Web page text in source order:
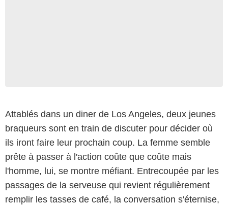
Attablés dans un diner de Los Angeles, deux jeunes
braqueurs sont en train de discuter pour décider où
ils iront faire leur prochain coup. La femme semble
prête à passer à l'action coûte que coûte mais
l'homme, lui, se montre méfiant. Entrecoupée par les
passages de la serveuse qui revient régulièrement
remplir les tasses de café, la conversation s'éternise,